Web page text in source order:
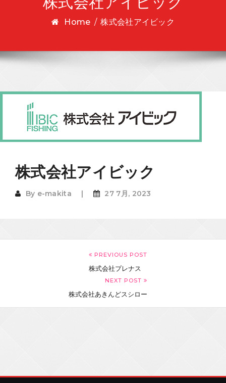
Home / 株式会社アイビック
株式会社アイビック
By e-makita 27 7月, 2023
PREVIOUS POST
株式会社プレナス
NEXT POST
株式会社あきんどスシロー